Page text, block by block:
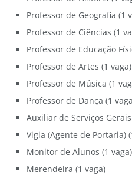
Professor de Geografia (1
Professor de Ciências (1
Professor de Educação
Professor de Artes (1 vaga)
Professor de Música (1
Professor de Dança (1
Auxiliar de Serviços
Vigia (Agente de Portaria)
Monitor de Alunos (1 vaga)
Merendeira (1 vaga)